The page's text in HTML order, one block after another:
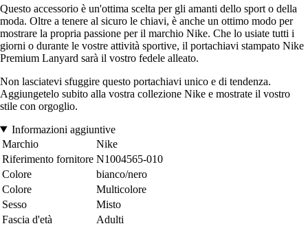
Questo accessorio è un'ottima scelta per gli amanti dello sport o della
moda. Oltre a tenere al sicuro le chiavi, è anche un ottimo modo per
mostrare la propria passione per il marchio Nike. Che lo usiate tutti i
giorni o durante le vostre attività sportive, il portachiavi stampato Nike
Premium Lanyard sarà il vostro fedele alleato.
Non lasciatevi sfuggire questo portachiavi unico e di tendenza.
Aggiungetelo subito alla vostra collezione Nike e mostrate il vostro
stile con orgoglio.
Informazioni aggiuntive
Marchio
Nike
Riferimento fornitore N1004565-010
Colore
bianco/nero
Colore
Multicolore
Sesso
Misto
Fascia d'età
Adulti